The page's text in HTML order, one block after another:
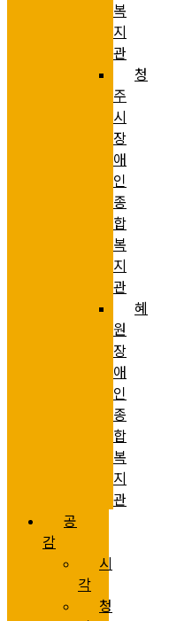
복
지
관
청
주
시
장
애
인
종
합
복
지
관
혜
원
장
애
인
종
합
복
지
관
공
감
시
각
청